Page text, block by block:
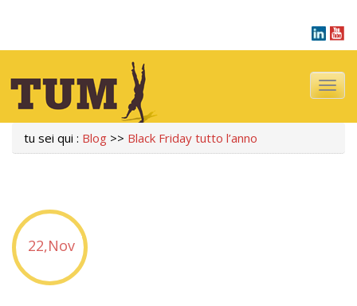
tu sei qui : Blog >> Black Friday tutto l’anno
22,Nov